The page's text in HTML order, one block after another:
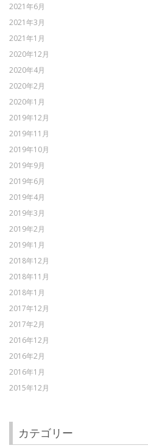
2021年6月
2021年3月
2021年1月
2020年12月
2020年4月
2020年2月
2020年1月
2019年12月
2019年11月
2019年10月
2019年9月
2019年6月
2019年4月
2019年3月
2019年2月
2019年1月
2018年12月
2018年11月
2018年1月
2017年12月
2017年2月
2016年12月
2016年2月
2016年1月
2015年12月
カテゴリー